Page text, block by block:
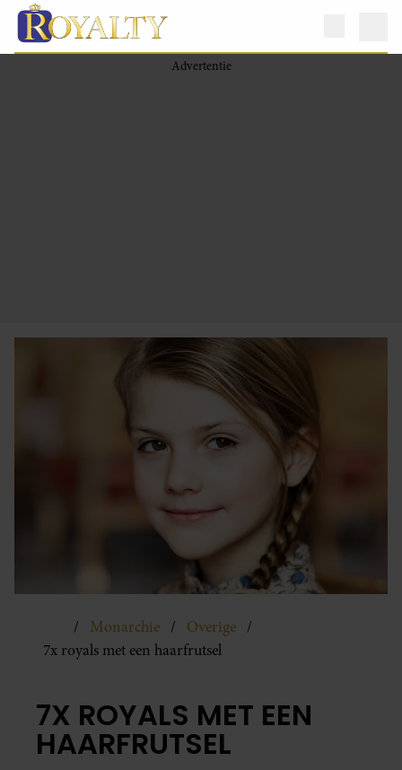
Monarchie
Overige
7x royals met een haarfrutsel
7X ROYALS MET EEN
HAARFRUTSEL